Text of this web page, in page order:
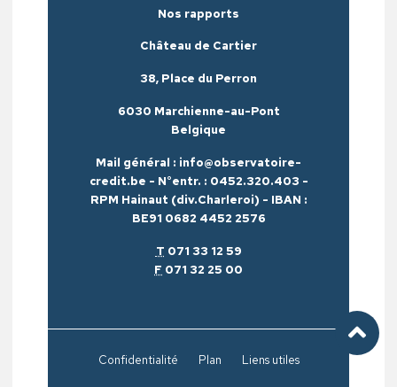
Nos rapports
Château de Cartier
38, Place du Perron
6030 Marchienne-au-Pont
Belgique
Mail général : info@observatoire-
credit.be - N°entr. : 0452.320.403 -
RPM Hainaut (div.Charleroi) - IBAN :
BE91 0682 4452 2576
T 071 33 12 59
F 071 32 25 00
Confidentialité Plan Liens utiles